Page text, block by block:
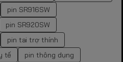
pin SR916SW
pin SR920SW
pin tai trợ thính
tế
pin thông dụng